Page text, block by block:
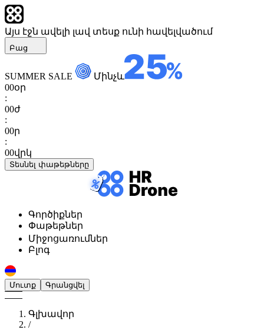
Այս էջն ավելի լավ տեսք ունի հավելվածում
Բաց
SUMMER SALE
Մինչև
00օր
:
00ժ
:
00ր
:
00վրկ
Տեսնել փաթեթները
Գործիքներ
Փաթեթներ
Միջոցառումներ
Բլոգ
Մուտք Գրանցվել
Գլխավոր
/